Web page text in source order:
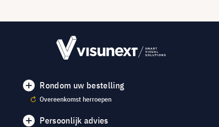
Rondom uw bestelling
Overeenkomst herroepen
Persoonlijk advies